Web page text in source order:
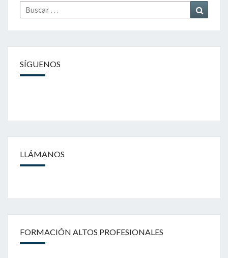
Buscar
por:
SÍGUENOS
LLÁMANOS
FORMACIÓN ALTOS PROFESIONALES